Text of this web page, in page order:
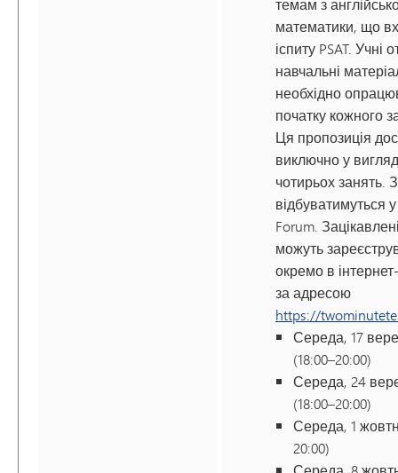
темам з
математики, що
іспиту PSAT. Учні
навчальні
необхідно
початку кожного
Ця пропозиція
виключно у
чотирьох занять.
відбуватимуться
Forum.
можуть
окремо в
за адресою
https://
Середа, 17
(18:00–20:00)
Середа, 24
(18:00–20:00)
Середа, 1
20:00)